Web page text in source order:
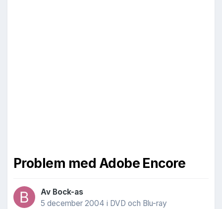
Problem med Adobe Encore
Av Bock-as
5 december 2004 i DVD och Blu-ray